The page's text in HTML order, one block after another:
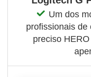
Um dos
profissionais de
preciso